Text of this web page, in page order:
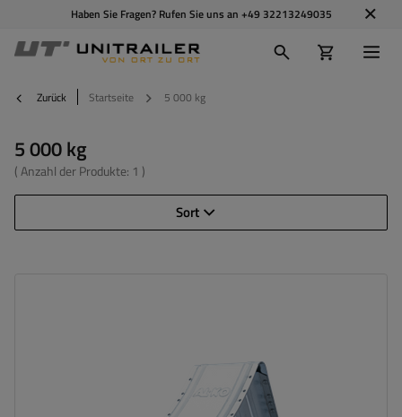
Haben Sie Fragen? Rufen Sie uns an +49 32213249035
Zurück Startseite 5 000 kg
5 000 kg
( Anzahl der Produkte: 1 )
Sort
206 mm